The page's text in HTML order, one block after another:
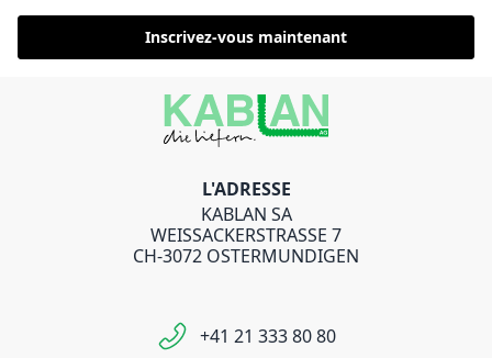
Inscrivez-vous maintenant
L'ADRESSE
KABLAN SA
WEISSACKERSTRASSE 7
CH-3072 OSTERMUNDIGEN
+41 21 333 80 80